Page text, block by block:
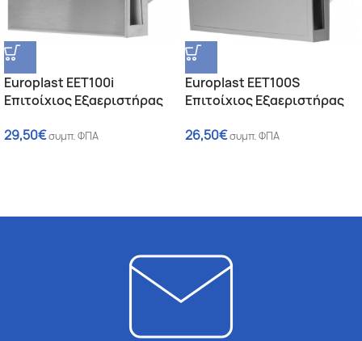
Europlast EET100i
Επιτοίχιος Εξαεριστήρας
Ανοξείδωτο (Inox) κάλυμμα
29,50€συμπ. ΦΠΑ
Europlast EET100S
Επιτοίχιος Εξαεριστήρας
26,50€συμπ. ΦΠΑ